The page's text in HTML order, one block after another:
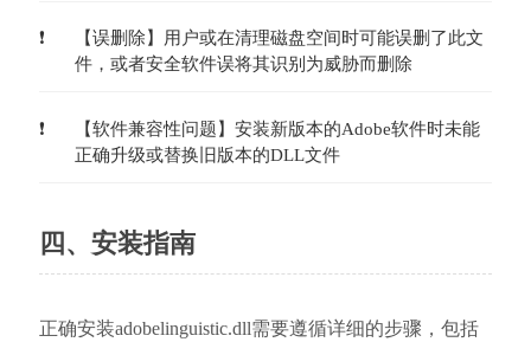
【误删除】用户或在清理磁盘空间时可能误删了此文
件，或者安全软件误将其识别为威胁而删除
【软件兼容性问题】安装新版本的Adobe软件时未能
正确升级或替换旧版本的DLL文件
四、安装指南
正确安装adobelinguistic.dll需要遵循详细的步骤，包括